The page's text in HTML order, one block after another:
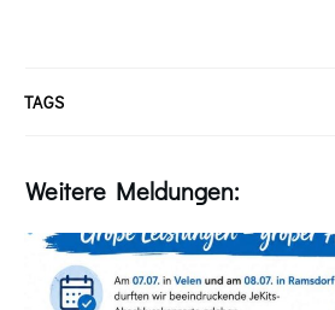
TAGS
Weitere Meldungen: